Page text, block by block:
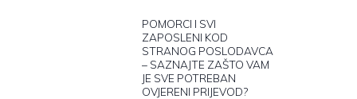
Next post:
POMORCI I SVI
ZAPOSLENI KOD
STRANOG POSLODAVCA
– SAZNAJTE ZAŠTO VAM
JE SVE POTREBAN
OVJERENI PRIJEVOD?